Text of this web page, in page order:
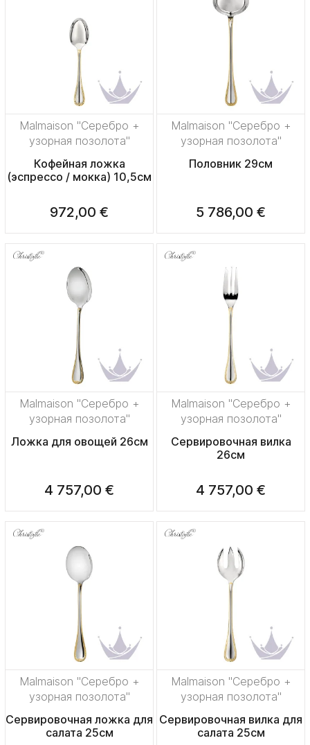
Malmaison "Серебро +
узорная позолота"
Кофейная ложка
(эспрессо / мокка) 10,5см
972,00 €
Malmaison "Серебро +
узорная позолота"
Половник 29см
5 786,00 €
Malmaison "Серебро +
узорная позолота"
Ложка для овощей 26см
4 757,00 €
Malmaison "Серебро +
узорная позолота"
Сервировочная вилка
26см
4 757,00 €
Malmaison "Серебро +
узорная позолота"
Сервировочная ложка для
салата 25см
Malmaison "Серебро +
узорная позолота"
Сервировочная вилка для
салата 25см